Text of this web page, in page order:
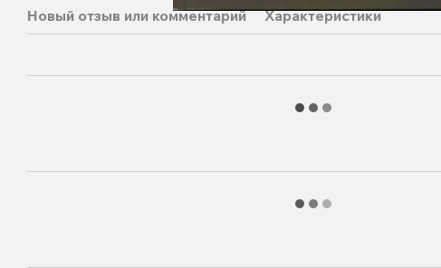
Новый отзыв или комментарий Характеристики